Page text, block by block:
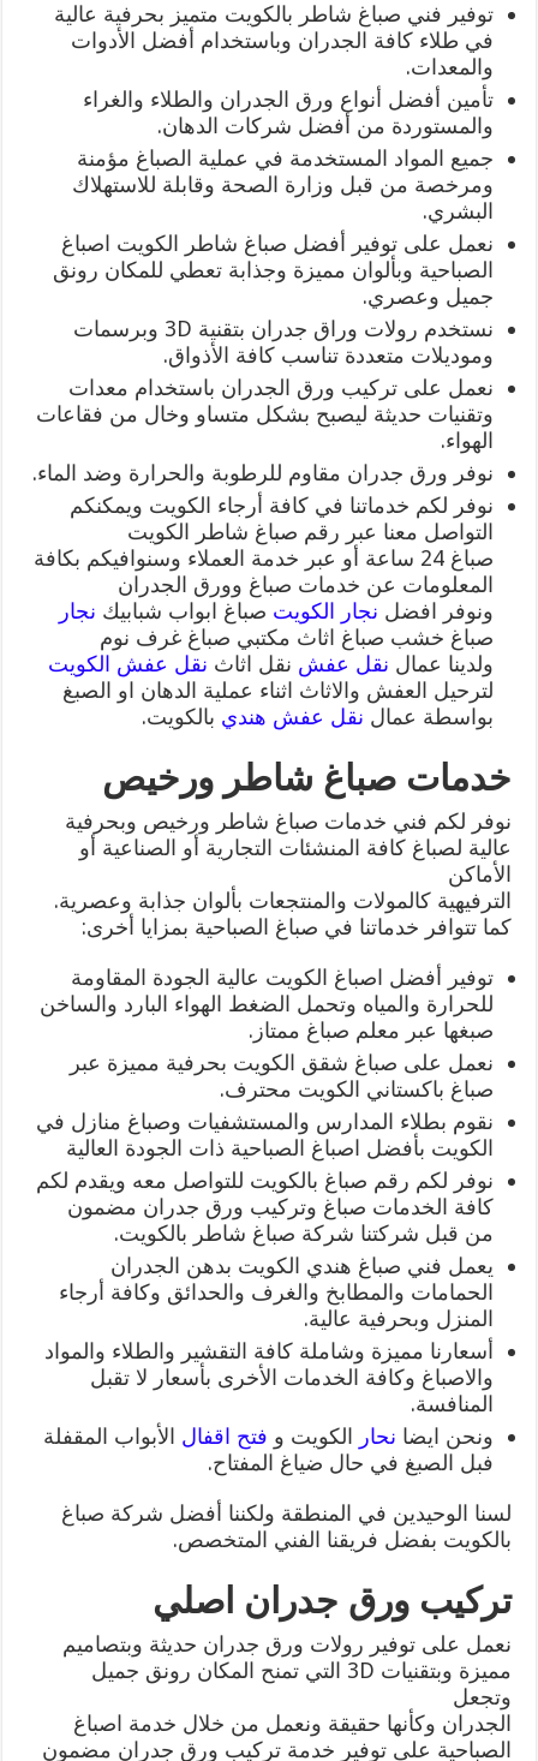
توفير فني صباغ شاطر بالكويت متميز بحرفية عالية
في طلاء كافة الجدران وباستخدام أفضل الأدوات
والمعدات.
تأمين أفضل أنواع ورق الجدران والطلاء والغراء
والمستوردة من أفضل شركات الدهان.
جميع المواد المستخدمة في عملية الصباغ مؤمنة
ومرخصة من قبل وزارة الصحة وقابلة للاستهلاك
البشري.
نعمل على توفير أفضل صباغ شاطر الكويت اصباغ
الصباحية وبألوان مميزة وجذابة تعطي للمكان رونق
جميل وعصري.
نستخدم رولات وراق جدران بتقنية 3D وبرسمات
وموديلات متعددة تناسب كافة الأذواق.
نعمل على تركيب ورق الجدران باستخدام معدات
وتقنيات حديثة ليصبح بشكل متساو وخال من فقاعات
الهواء.
نوفر ورق جدران مقاوم للرطوبة والحرارة وضد الماء.
نوفر لكم خدماتنا في كافة أرجاء الكويت ويمكنكم
التواصل معنا عبر رقم صباغ شاطر الكويت
صباغ 24 ساعة أو عبر خدمة العملاء وسنوافيكم بكافة
المعلومات عن خدمات صباغ وورق الجدران
ونوفر افضل نجار الكويت صباغ ابواب شبابيك نجار
صباغ خشب صباغ اثاث مكتبي صباغ غرف نوم
ولدينا عمال نقل عفش نقل اثاث نقل عفش الكويت
لترحيل العفش والاثاث اثناء عملية الدهان او الصبغ
بواسطة عمال نقل عفش هندي بالكويت.
خدمات صباغ شاطر ورخيص
نوفر لكم فني خدمات صباغ شاطر ورخيص وبحرفية
عالية لصباغ كافة المنشئات التجارية أو الصناعية أو
الأماكن
الترفيهية كالمولات والمنتجعات بألوان جذابة وعصرية.
كما تتوافر خدماتنا في صباغ الصباحية بمزايا أخرى:
توفير أفضل اصباغ الكويت عالية الجودة المقاومة
للحرارة والمياه وتحمل الضغط الهواء البارد والساخن
صبغها عبر معلم صباغ ممتاز.
نعمل على صباغ شقق الكويت بحرفية مميزة عبر
صباغ باكستاني الكويت محترف.
نقوم بطلاء المدارس والمستشفيات وصباغ منازل في
الكويت بأفضل اصباغ الصباحية ذات الجودة العالية
نوفر لكم رقم صباغ بالكويت للتواصل معه ويقدم لكم
كافة الخدمات صباغ وتركيب ورق جدران مضمون
من قبل شركتنا شركة صباغ شاطر بالكويت.
يعمل فني صباغ هندي الكويت بدهن الجدران
الحمامات والمطابخ والغرف والحدائق وكافة أرجاء
المنزل وبحرفية عالية.
أسعارنا مميزة وشاملة كافة التقشير والطلاء والمواد
والاصباغ وكافة الخدمات الأخرى بأسعار لا تقبل
المنافسة.
ونحن ايضا نحار الكويت و فتح اقفال الأبواب المقفلة
فبل الصبغ في حال ضياغ المفتاح.
لسنا الوحيدين في المنطقة ولكننا أفضل شركة صباغ
بالكويت بفضل فريقنا الفني المتخصص.
تركيب ورق جدران اصلي
نعمل على توفير رولات ورق جدران حديثة وبتصاميم
مميزة وبتقنيات 3D التي تمنح المكان رونق جميل
وتجعل
الجدران وكأنها حقيقة ونعمل من خلال خدمة اصباغ
الصباحية على توفير خدمة تركيب ورق جدران مضمون